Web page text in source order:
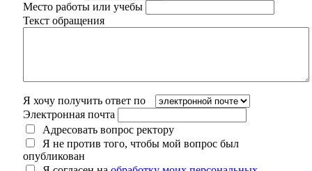
Место работы или учебы
Текст обращения
Я хочу получить ответ по
Электронная почта
Адресовать вопрос ректору
Я не против того, чтобы мой вопрос был
опубликован